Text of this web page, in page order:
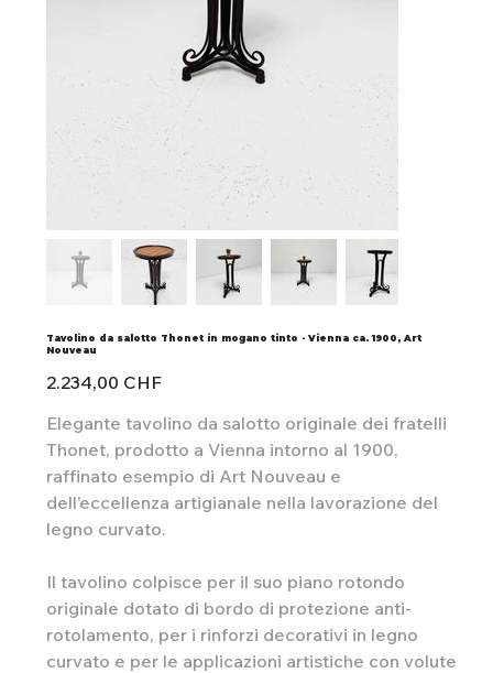
Tavolino da salotto Thonet in mogano tinto - Vienna ca. 1900, Art
Nouveau
Preis
2.234,00 CHF
Elegante tavolino da salotto originale dei fratelli
Thonet, prodotto a Vienna intorno al 1900,
raffinato esempio di Art Nouveau e
dell’eccellenza artigianale nella lavorazione del
legno curvato.
Il tavolino colpisce per il suo piano rotondo
originale dotato di bordo di protezione anti-
rotolamento, per i rinforzi decorativi in legno
curvato e per le applicazioni artistiche con volute